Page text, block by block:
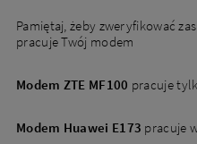
lub
Pamiętaj, żeby zweryfikować
pracuje Twój modem
Modem ZTE MF100 pracuje
Modem Huawei E173 pracuje